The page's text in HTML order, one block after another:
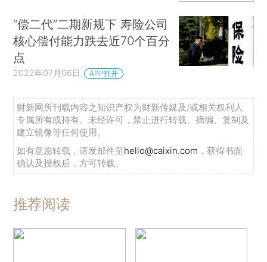
“偿二代”二期新规下 寿险公司
核心偿付能力跌去近70个百分
点
2022年07月06日 APP打开
财新网所刊载内容之知识产权为财新传媒及/或相关权利人
专属所有或持有。未经许可，禁止进行转载、摘编、复制及
建立镜像等任何使用。
如有意愿转载，请发邮件至hello@caixin.com ，获得书面
确认及授权后，方可转载。
推荐阅读